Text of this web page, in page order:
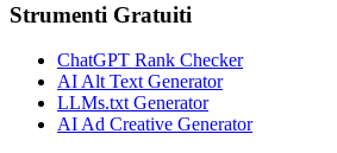
Strumenti Gratuiti
ChatGPT Rank Checker
AI Alt Text Generator
LLMs.txt Generator
AI Ad Creative Generator